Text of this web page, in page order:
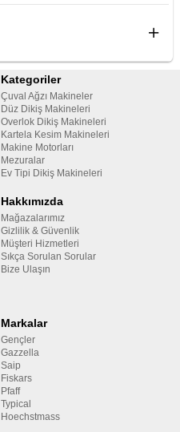
Kategoriler
Çuval Ağzı Makineler
Düz Dikiş Makineleri
Overlok Dikiş Makineleri
Kartela Kesim Makineleri
Makine Motorları
Mezuralar
Ev Tipi Dikiş Makineleri
Hakkımızda
Mağazalarımız
Gizlilik & Güvenlik
Müşteri Hizmetleri
Sıkça Sorulan Sorular
Bize Ulaşın
Markalar
Gençler
Gazzella
Saip
Fiskars
Pfaff
Typical
Hoechstmass